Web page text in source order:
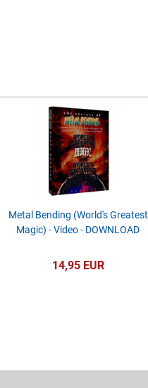
Metal Bending (World's Greatest
Magic) - Video - DOWNLOAD
14,95 EUR